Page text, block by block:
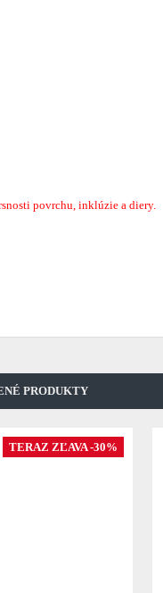
povrchu, inklúzie a diery.
PRODUKTY
TERAZ ZĽAVA -30%